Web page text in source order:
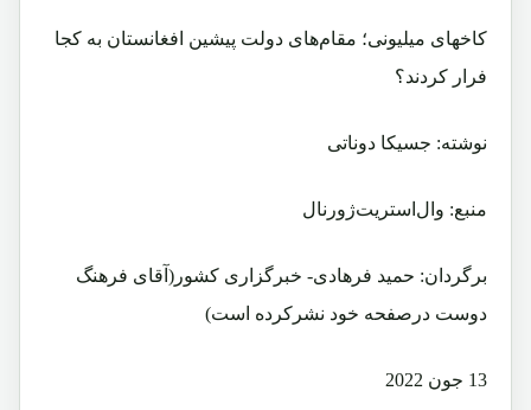
کاخهای میلیونی؛ مقام‌های دولت پیشین افغانستان به کجا
فرار کردند؟
نوشته: جسیکا دوناتی
منبع: وال‌استریت‌ژورنال
برگردان: حمید فرهادی- خبرگزاری کشور(آقای فرهنگ
دوست درصفحه خود نشرکرده است)
13 جون 2022